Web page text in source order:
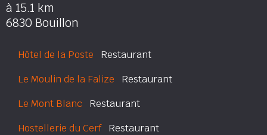
à 15.1 km
6830 Bouillon
Hôtel de la Poste Restaurant
Le Moulin de la Falize Restaurant
Le Mont Blanc Restaurant
Hostellerie du CerfRestaurant